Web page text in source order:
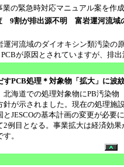
業の緊急時対応マニュアル案を作
9割が排出源不明 富岩運河流
河流域のダイオキシン類汚染の
PCBが原因とされていますが、排
すPCB処理＊対象物「拡大」に波
海道での処理対象物にPB汚染物
針が示されました。現在の処理施
とJESCOの基本計画の変更が必要
2例目となる。事業拡大は経済効
。